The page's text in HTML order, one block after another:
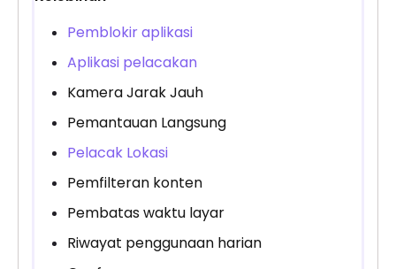
Pemblokir aplikasi
Aplikasi pelacakan
Kamera Jarak Jauh
Pemantauan Langsung
Pelacak Lokasi
Pemfilteran konten
Pembatas waktu layar
Riwayat penggunaan harian